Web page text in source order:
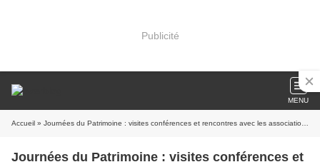
Publicité
MENU
Accueil » Journées du Patrimoine : visites conférences et rencontres avec les associations généalogiques au Service Historique de la Défense (SHD)
Journées du Patrimoine : visites conférences et